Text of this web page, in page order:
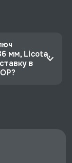
мм, Licota,
в